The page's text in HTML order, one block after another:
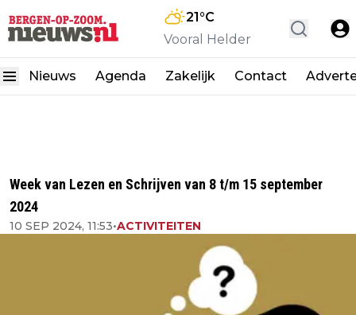
21°C
Vooral Helder
Nieuws Agenda Zakelijk Contact
Week van Lezen en Schrijven van 8 t/m 15 september
2024
10 SEP 2024, 11:53•ACTIVITEITEN